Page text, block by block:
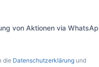
von Aktionen via
die Datenschutzerklärung und